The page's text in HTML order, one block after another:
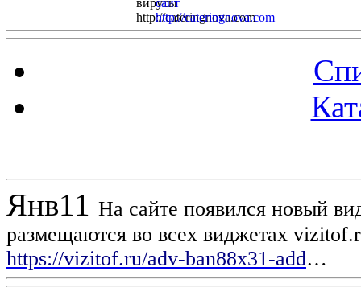
Янв11 На сайте появился новый
размещаются во всех виджетах
https://vizitof.ru/adv-ban88x31-add…